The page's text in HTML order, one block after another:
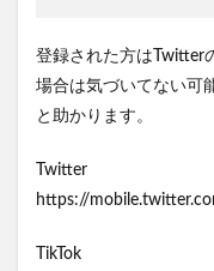
登録された方はTwitter
場合は気づいてない可
と助かります。
Twitter
https://
TikTok